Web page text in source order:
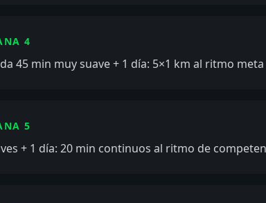
4
45 min muy suave + 1 día: 5×1 km al ritmo
5
+ 1 día: 20 min continuos al ritmo de